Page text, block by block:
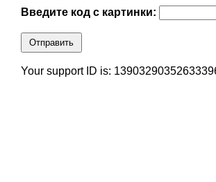
Введите код с картинки:
Отправить
Your support ID is: